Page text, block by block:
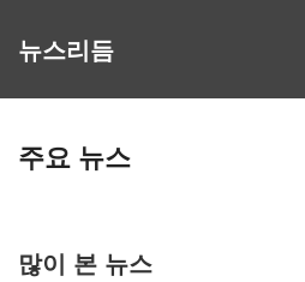
뉴스리듬
주요 뉴스
많이 본 뉴스